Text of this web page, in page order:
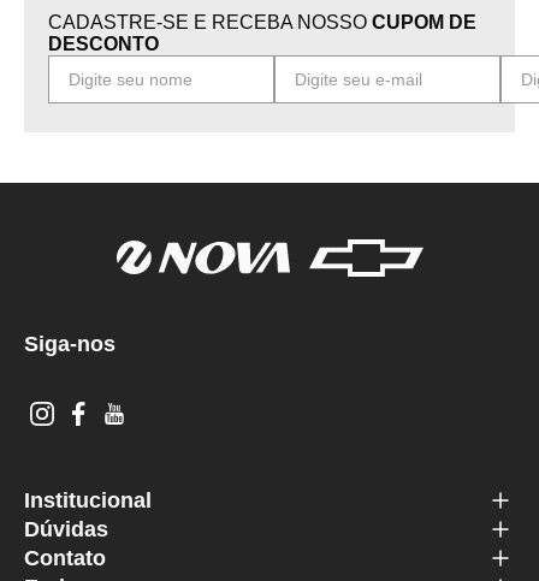
CADASTRE-SE E RECEBA NOSSO CUPOM DE
DESCONTO
Siga-nos
Institucional
Dúvidas
Contato